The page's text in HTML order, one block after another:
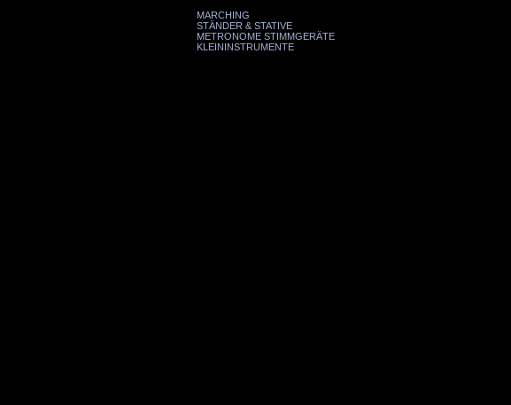
MARCHING
STÄNDER & STATIVE
METRONOME STIMMGERÄTE
KLEININSTRUMENTE